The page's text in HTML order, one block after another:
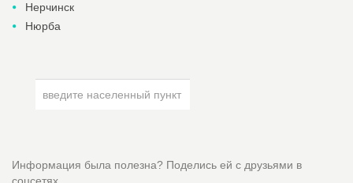
Нерчинск
Нюрба
Информация была полезна? Поделись ей с друзьями в